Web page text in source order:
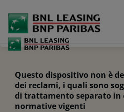
to
main
content
Questo dispositivo non è
dei reclami, i quali sono
di trattamento separato in
normative vigenti